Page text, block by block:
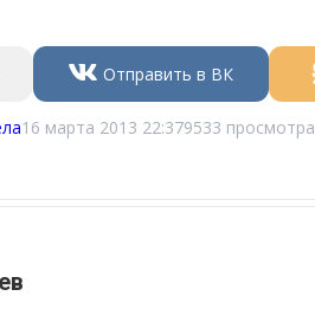
Отправить в ВК
16 марта 2013 22:379533 просмотра